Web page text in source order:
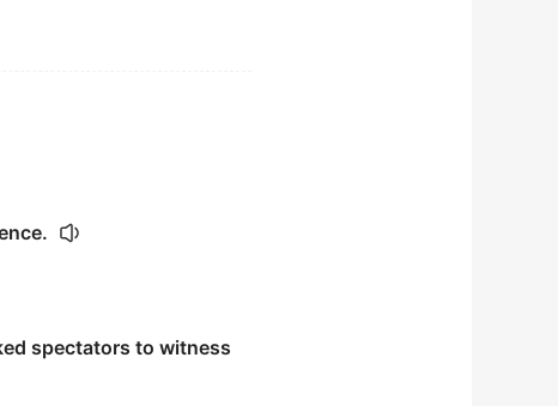
spectators to witness